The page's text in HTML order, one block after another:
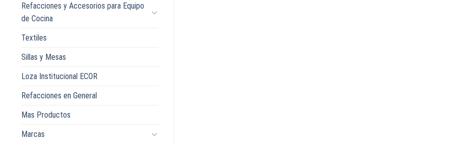
Refacciones y Accesorios para Equipo
de Cocina
Textiles
Sillas y Mesas
Loza Institucional ECOR
Refacciones en General
Mas Productos
Marcas